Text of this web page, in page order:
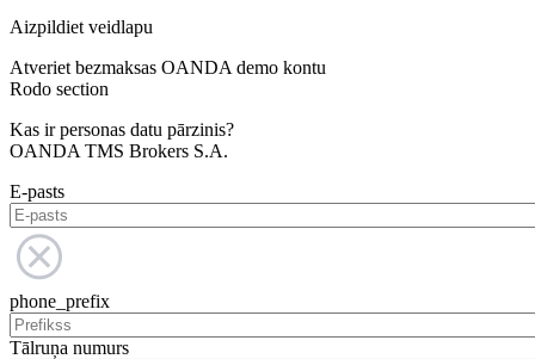
Aizpildiet veidlapu
Atveriet bezmaksas OANDA demo kontu
Rodo section
Kas ir personas datu pārzinis?
OANDA TMS Brokers S.A.
E-pasts
phone_prefix
Tālruņa numurs